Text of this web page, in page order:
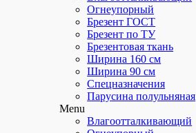
Огнеупорный
Брезент ГОСТ
Брезент по ТУ
Брезентовая ткань
Ширина 160 см
Ширина 90 см
Спецназначения
Парусина полульняная
Menu
Влагоотталкивающий